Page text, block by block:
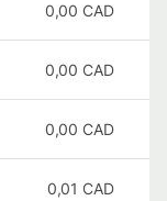
0,00 CAD
0,00 CAD
0,00 CAD
0,01 CAD